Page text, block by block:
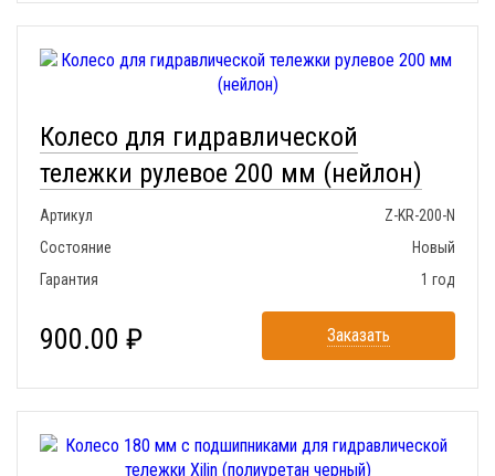
Колесо для гидравлической
тележки рулевое 200 мм (нейлон)
Артикул
Z-KR-200-N
Состояние
Новый
Гарантия
1 год
900.00 ₽ Заказать